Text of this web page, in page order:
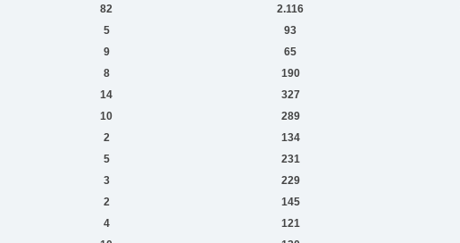
82 2.116
5 93
9 65
8 190
14 327
10 289
2 134
5 231
3 229
2 145
4 121